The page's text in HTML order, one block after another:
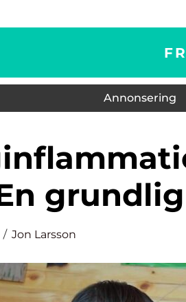
Annonsering
Jon Larsson